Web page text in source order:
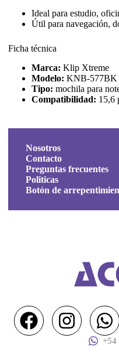
Ideal para estudio,
Útil para navegación,
Ficha técnica
Marca: Klip Xtreme
Modelo: KNB-577BK
Tipo: mochila para
Compatibilidad: 15,6
Nosotros
Contacto
Preguntas frecuentes
Politicas
Botón de
+54